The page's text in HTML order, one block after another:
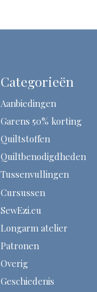
Categorieën
Aanbiedingen
Garens 50% korting
Quiltstoffen
Quiltbenodigdheden
Tussenvullingen
Cursussen
SewEzi.eu
Longarm atelier
Patronen
Overig
Geschiedenis